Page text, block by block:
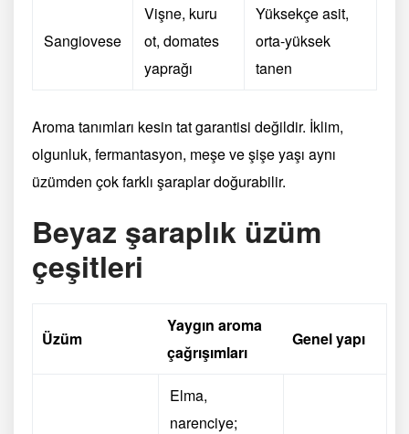
Sangiovese
Vişne, kuru
ot, domates
yaprağı
Yüksekçe asit,
orta-yüksek
tanen
Aroma tanımları kesin tat garantisi değildir. İklim,
olgunluk, fermantasyon, meşe ve şişe yaşı aynı
üzümden çok farklı şaraplar doğurabilir.
Beyaz şaraplık üzüm
çeşitleri
Üzüm
Yaygın aroma
çağrışımları
Genel yapı
Elma,
narenciye;